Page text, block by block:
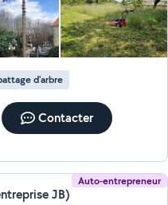
d'arbre
Contacter
Auto-entrepreneur
JB)